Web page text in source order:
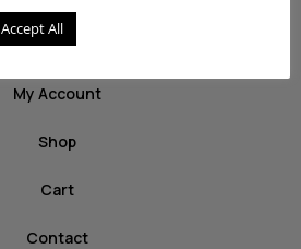
ΣΧΕΤΙΚΑ
My Account
Shop
Cart
Contact
Accept All